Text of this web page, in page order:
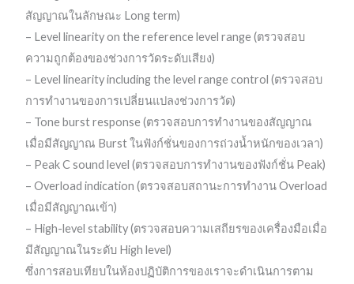
สัญญาณในลักษณะ Long term)
– Level linearity on the reference level range (ตรวจสอบ
ความถูกต้องของช่วงการวัดระดับเสียง)
– Level linearity including the level range control (ตรวจสอบ
การทำงานของการเปลี่ยนแปลงช่วงการวัด)
– Tone burst response (ตรวจสอบการทำงานของสัญญาณ
เมื่อมีสัญญาณ Burst ในฟังก์ชั่นของการถ่วงน้ำหนักของเวลา)
– Peak C sound level (ตรวจสอบการทำงานของฟังก์ชั่น Peak)
– Overload indication (ตรวจสอบสถานะการทำงาน Overload
เมื่อมีสัญญาณเข้า)
– High-level stability (ตรวจสอบความเสถียรของเครื่องมือเมื่อ
มีสัญญาณในระดับ High level)
ซึ่งการสอบเทียบในห้องปฏิบัติการของเราจะดำเนินการตาม